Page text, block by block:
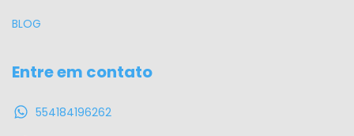
BLOG
Entre em contato
554184196262